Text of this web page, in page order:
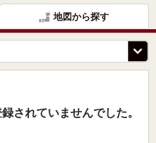
地図から探す
されていませんでした。